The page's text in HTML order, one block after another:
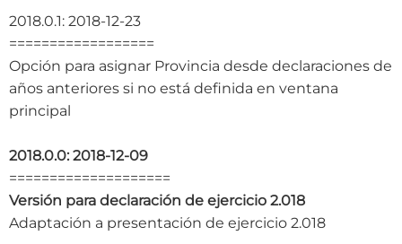
2018.0.1: 2018-12-23
==================
Opción para asignar Provincia desde declaraciones de
años anteriores si no está definida en ventana
principal
2018.0.0: 2018-12-09
====================
Versión para declaración de ejercicio 2.018
Adaptación a presentación de ejercicio 2.018